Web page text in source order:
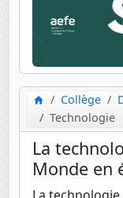
Collège
Technologie
La
Monde en